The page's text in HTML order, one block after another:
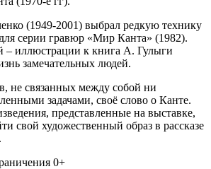
(1949-2001) выбрал редкую технику
серии гравюр «Мир Канта» (1982).
иллюстрации к книга А. Гулыги
замечательных людей.
не связанных между собой ни
задачами, своё слово о Канте.
представленные на выставке,
свой художественный образ в рассказе
0+